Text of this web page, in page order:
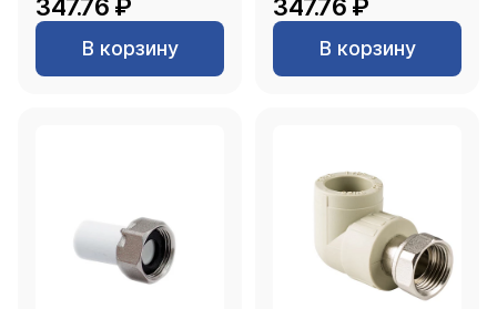
347.76 ₽
В корзину
347.76 ₽
В корзину